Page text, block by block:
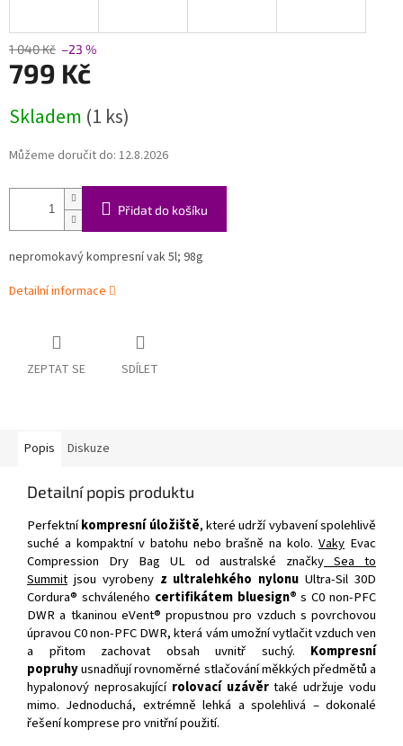
1 040 Kč –23 %
799 Kč
cena:
Skladem (1 ks)
Můžeme doručit do: 12.8.2026
Přidat do košíku
nepromokavý kompresní vak 5l; 98g
Detailní informace
ZEPTAT SE SDÍLET
Popis Diskuze
Detailní popis produktu
Perfektníkompresní úložiště, které udrží vybavení spolehlivě
suché a kompaktní v batohu nebo brašně na kolo.Vaky Evac
Compression Dry Bag UL od australské značky Sea to
Summit jsou vyrobeny z ultralehkého nylonu Ultra-Sil 30D
Cordura® schváleného certifikátem bluesign® s C0 non-PFC
DWR a tkaninou eVent® propustnou pro vzduch s povrchovou
úpravou C0 non-PFC DWR, která vám umožní vytlačit vzduch ven
a přitom zachovat obsah uvnitř suchý. Kompresní
popruhyusnadňují rovnoměrné stlačování měkkých předmětů a
hypalonový neprosakující rolovací uzávěrtaké udržuje vodu
mimo. Jednoduchá, extrémně lehká a spolehlivá – dokonalé
řešení komprese pro vnitřní použití.